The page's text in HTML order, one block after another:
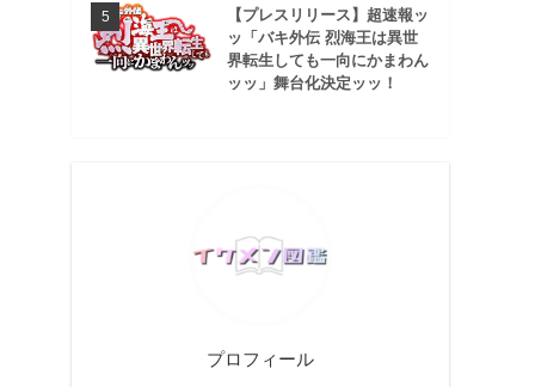
【プレスリリース】超速報ッ
ッ「バキ外伝 烈海王は異世
界転生しても一向にかまわん
ッッ」舞台化決定ッッ！
プロフィール